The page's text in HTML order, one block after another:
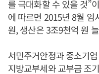
를 극대화할 수 있을 것”
에 따르면 2015년 8월 임
원, 생산은 3조9천억 원
서민주거안정과 중소기
지방교부세와 교부금 조